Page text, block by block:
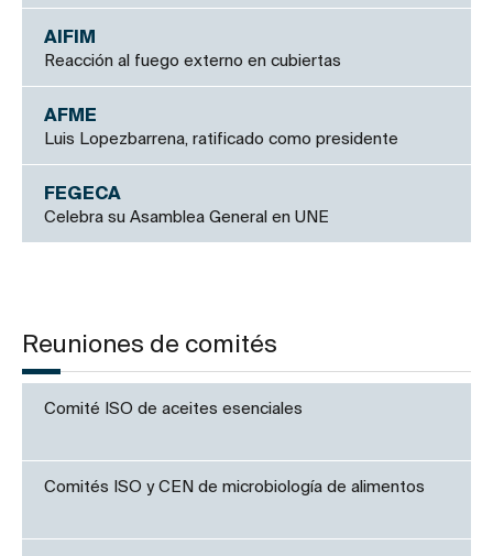
AIFIM
Reacción al fuego externo en cubiertas
AFME
Luis Lopezbarrena, ratificado como presidente
FEGECA
Celebra su Asamblea General en UNE
Reuniones de comités
Comité ISO de aceites esenciales
Comités ISO y CEN de microbiología de alimentos